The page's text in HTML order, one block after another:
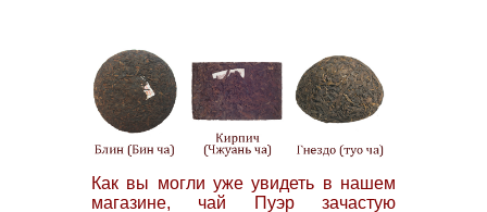
Как вы могли уже увидеть в нашем
магазине, чай Пуэр зачастую